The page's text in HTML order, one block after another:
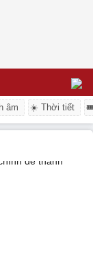
âm ☀️ Thời tiết